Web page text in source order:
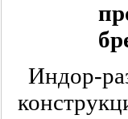
Индор-